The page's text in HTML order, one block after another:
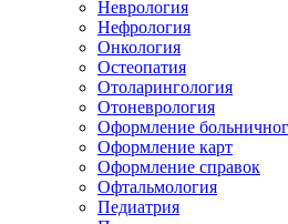
Неврология
Нефрология
Онкология
Остеопатия
Отоларингология
Отоневрология
Оформление
Оформление карт
Оформление справок
Офтальмология
Педиатрия